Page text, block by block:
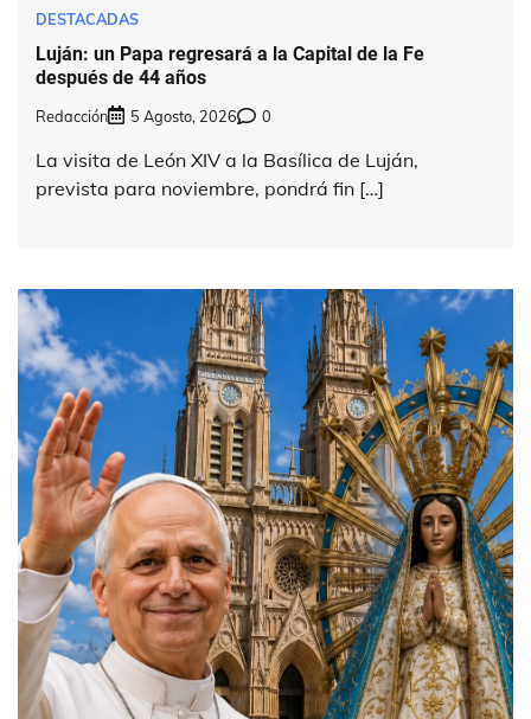
DESTACADAS
Luján: un Papa regresará a la Capital de la Fe
después de 44 años
Redacción 5 Agosto, 2026 0
La visita de León XIV a la Basílica de Luján,
prevista para noviembre, pondrá fin […]